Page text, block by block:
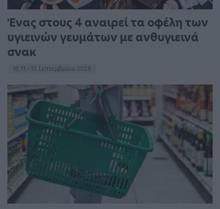
Ένας στους 4 αναιρεί τα οφέλη των
υγιεινών γευμάτων με ανθυγιεινά
σνακ
18:11 - 15 Σεπτεμβρίου 2023